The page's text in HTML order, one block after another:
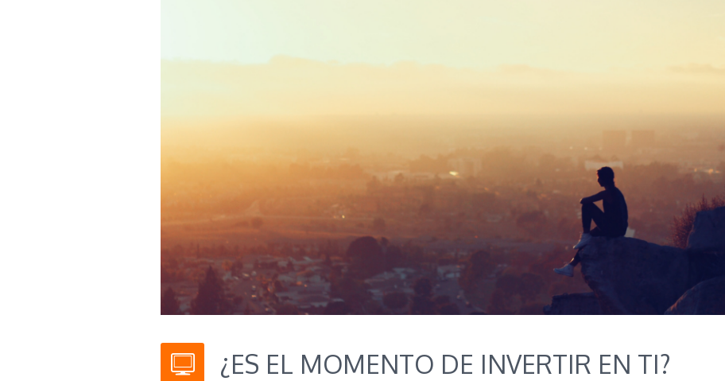
¿ES EL MOMENTO DE INVERTIR EN TI?